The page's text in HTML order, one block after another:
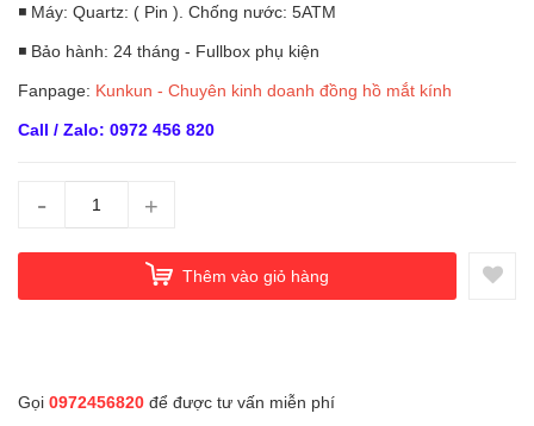
◾ Máy: Quartz: ( Pin ). Chống nước: 5ATM
◾ Bảo hành: 24 tháng - Fullbox phụ kiện
Fanpage: Kunkun - Chuyên kinh doanh đồng hồ mắt kính
Call / Zalo: 0972 456 820
- +
Thêm vào giỏ hàng
Gọi 0972456820 để được tư vấn miễn phí